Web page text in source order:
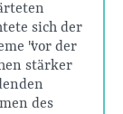
sich der
"vor der
stärker
des